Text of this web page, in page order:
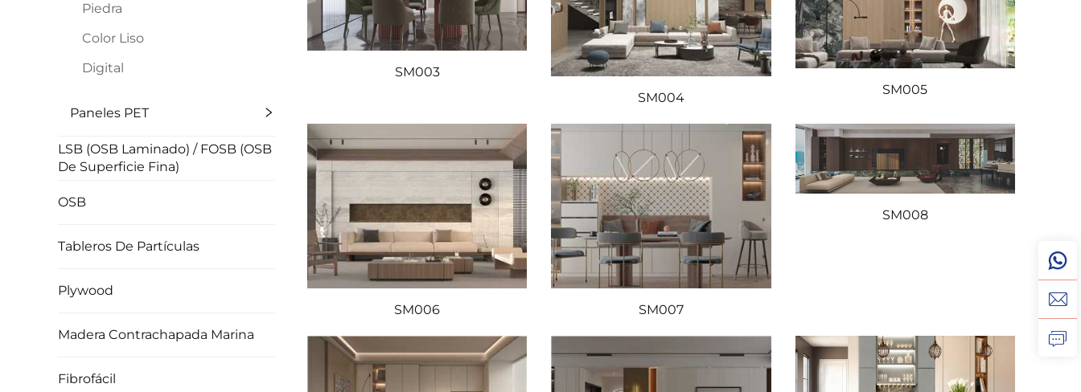
Piedra
Color Liso
Digital
Paneles PET
LSB (OSB Laminado) / FOSB (OSB
De Superficie Fina)
OSB
Tableros De Partículas
Plywood
Madera Contrachapada Marina
Fibrofácil
SM003
SM004
SM005
SM006 SM007
SM008